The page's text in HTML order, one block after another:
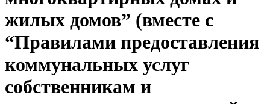
жилых домов” (вместе с
“Правилами предоставления
коммунальных услуг
собственникам и